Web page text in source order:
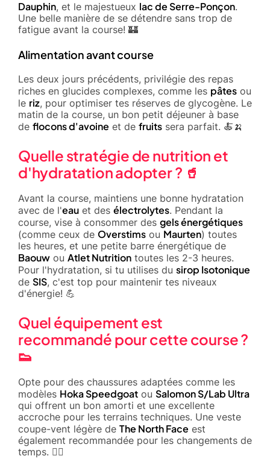
Dauphin, et le majestueux lac de Serre-Ponçon.
Une belle manière de se détendre sans trop de
fatigue avant la course! 🏰
Alimentation avant course
Les deux jours précédents, privilégie des repas
riches en glucides complexes, comme les pâtes ou
le riz, pour optimiser tes réserves de glycogène. Le
matin de la course, un bon petit déjeuner à base
de flocons d'avoine et de fruits sera parfait. 🍝🍌
Quelle stratégie de nutrition et
d'hydratation adopter ? 🥤
Avant la course, maintiens une bonne hydratation
avec de l'eau et des électrolytes. Pendant la
course, vise à consommer des gels énergétiques
(comme ceux de Overstims ou Maurten) toutes
les heures, et une petite barre énergétique de
Baouw ou Atlet Nutrition toutes les 2-3 heures.
Pour l'hydratation, si tu utilises du sirop Isotonique
de SIS, c'est top pour maintenir tes niveaux
d'énergie! 💪
Quel équipement est
recommandé pour cette course ?
👟
Opte pour des chaussures adaptées comme les
modèles Hoka Speedgoat ou Salomon S/Lab Ultra
qui offrent un bon amorti et une excellente
accroche pour les terrains techniques. Une veste
coupe-vent légère de The North Face est
également recommandée pour les changements de
temps. 🏃‍♂️